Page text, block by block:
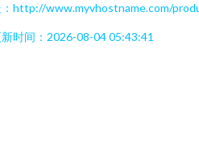
http://www.myvhostname.com/
时间：2026-08-04 05:43:41